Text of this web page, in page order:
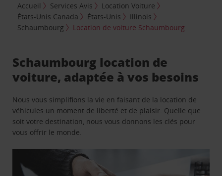
Accueil Services Avis
Location Voiture
États-Unis Canada
États-Unis
Illinois
Schaumbourg
Location de voiture Schaumbourg
Schaumbourg location de
voiture, adaptée à vos besoins
Nous vous simplifions la vie en faisant de la location de
véhicules un moment de liberté et de plaisir. Quelle que
soit votre destination, nous vous donnons les clés pour
vous offrir le monde.